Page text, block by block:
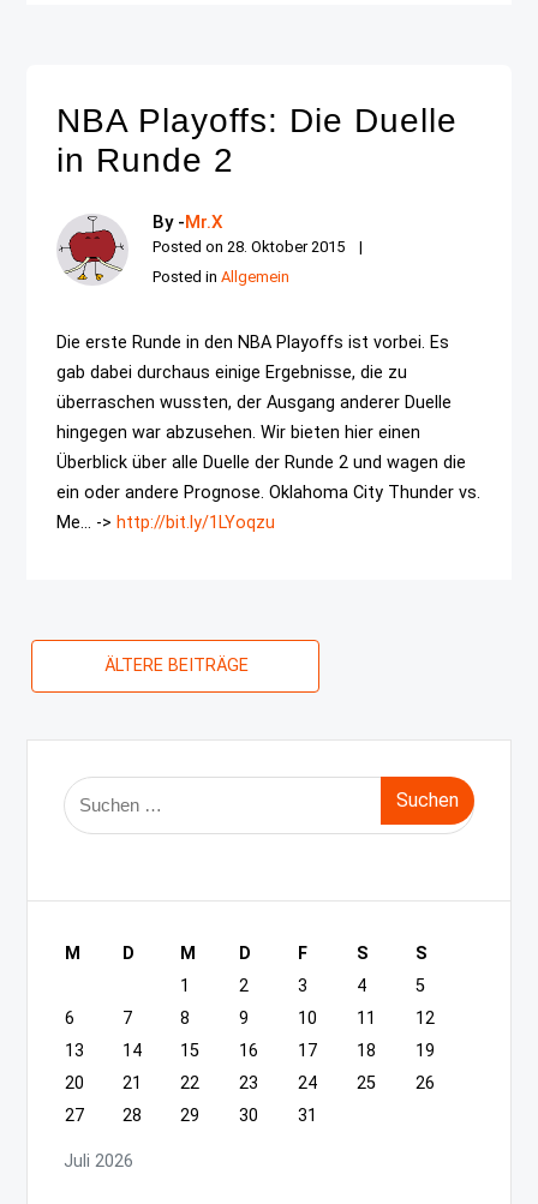
NBA Playoffs: Die Duelle
in Runde 2
By -Mr.X
Posted on28. Oktober 2015
Posted inAllgemein
Die erste Runde in den NBA Playoffs ist vorbei. Es
gab dabei durchaus einige Ergebnisse, die zu
überraschen wussten, der Ausgang anderer Duelle
hingegen war abzusehen. Wir bieten hier einen
Überblick über alle Duelle der Runde 2 und wagen die
ein oder andere Prognose. Oklahoma City Thunder vs.
Me... -> http://bit.ly/1LYoqzu
Beitragsnavigation
ÄLTERE BEITRÄGE
Suche
nach:
Juli 2026
M D M D F S
S
1
2 3 4
5
6
7 8 9 10 11
12
13
14 15 16 17 18
19
20
21 22 23 24 25
26
27
28 29 30 31